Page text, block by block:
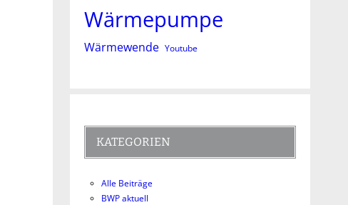
Wärmepumpe
Wärmewende Youtube
KATEGORIEN
Alle Beiträge
BWP aktuell